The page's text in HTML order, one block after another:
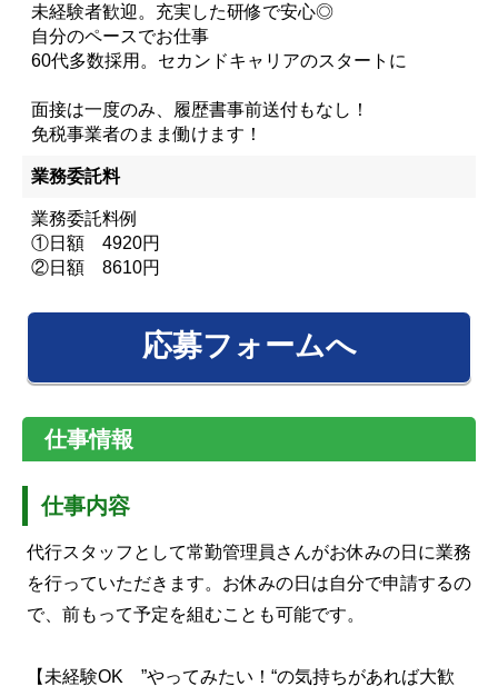
未経験者歓迎。充実した研修で安心◎
自分のペースでお仕事
60代多数採用。セカンドキャリアのスタートに
面接は一度のみ、履歴書事前送付もなし！
免税事業者のまま働けます！
業務委託料
業務委託料例
①日額 4920円
②日額 8610円
応募フォームへ
仕事情報
仕事内容
代行スタッフとして常勤管理員さんがお休みの日に業務
を行っていただきます。お休みの日は自分で申請するの
で、前もって予定を組むことも可能です。
【未経験OK ”やってみたい！“の気持ちがあれば大歓